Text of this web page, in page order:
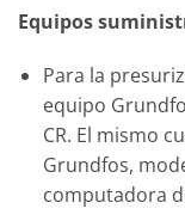
Equipos
Para la
equipo
CR. El mismo
Grundfos,
computadora